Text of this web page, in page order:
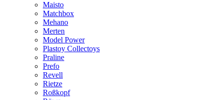
Maisto
Matchbox
Mehano
Merten
Model Power
Plastoy Collectoys
Praline
Prefo
Revell
Rietze
Roßkopf